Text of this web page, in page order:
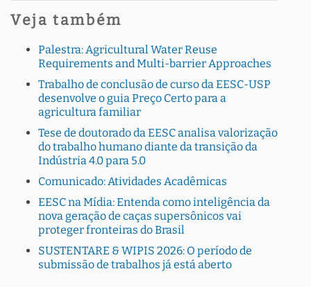
Veja também
Palestra: Agricultural Water Reuse
Requirements and Multi-barrier Approaches
Trabalho de conclusão de curso da EESC-USP
desenvolve o guia Preço Certo para a
agricultura familiar
Tese de doutorado da EESC analisa valorização
do trabalho humano diante da transição da
Indústria 4.0 para 5.0
Comunicado: Atividades Acadêmicas
EESC na Mídia: Entenda como inteligência da
nova geração de caças supersônicos vai
proteger fronteiras do Brasil
SUSTENTARE & WIPIS 2026: O período de
submissão de trabalhos já está aberto